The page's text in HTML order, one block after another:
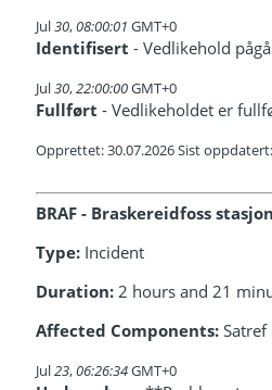
Jul30,08:00:01 GMT+0
Identifisert - Vedlikehold
Jul30,22:00:00GMT+0
Fullført - Vedlikeholdet er
Opprettet: 30.07.2026 Sist
BRAF - Braskereidfoss
Type: Incident
Duration: 2 hours and 21
Affected Components: Satref
Jul23,06:26:34GMT+0